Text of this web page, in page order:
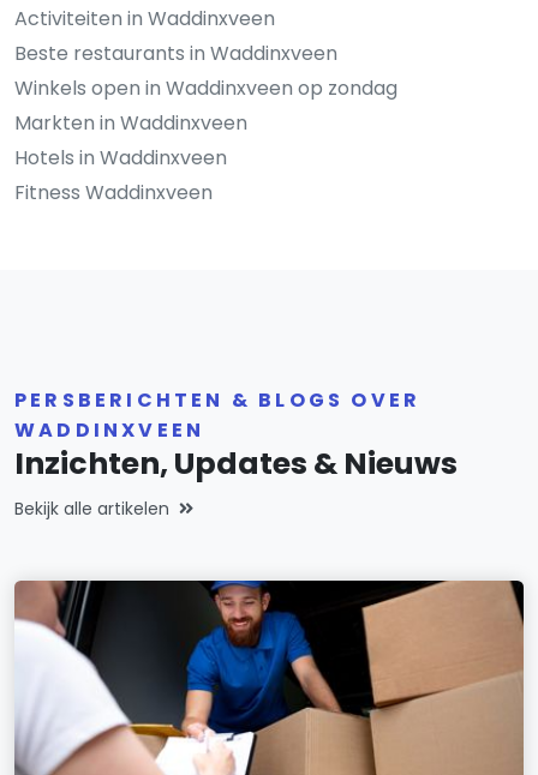
Activiteiten in Waddinxveen
Beste restaurants in Waddinxveen
Winkels open in Waddinxveen op zondag
Markten in Waddinxveen
Hotels in Waddinxveen
Fitness Waddinxveen
PERSBERICHTEN & BLOGS OVER
WADDINXVEEN
Inzichten, Updates & Nieuws
Bekijk alle artikelen